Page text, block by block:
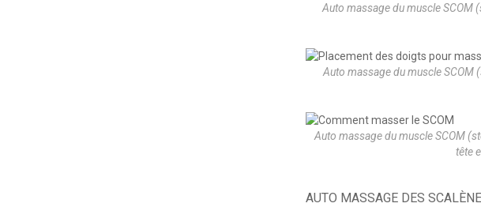
Auto massage du muscle SCOM
Auto massage du muscle
Auto massage du muscle SCOM
tête
AUTO MASSAGE DES